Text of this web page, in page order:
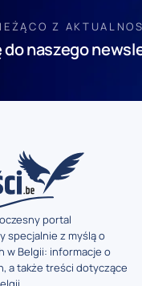
Z
do naszego
portal
specjalnie z myślą o
w Belgii: informacje o
a także treści dotyczące